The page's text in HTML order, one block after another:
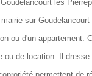
lès
sur
ou d'un appartement.
ou de location. Il